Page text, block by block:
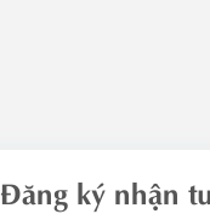
Đăng ký nhận